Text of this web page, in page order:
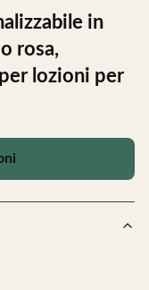
in
rosa,
lozioni per